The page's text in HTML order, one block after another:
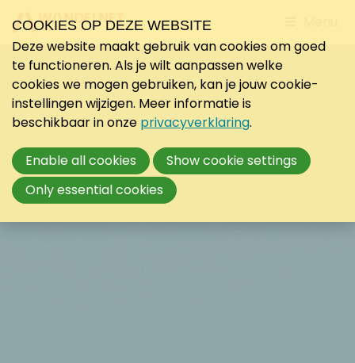
to
COOKIES OP DEZE WEBSITE
Deze website maakt gebruik van cookies om goed
te functioneren. Als je wilt aanpassen welke
cookies we mogen gebruiken, kan je jouw cookie-
instellingen wijzigen. Meer informatie is
beschikbaar in onze privacyverklaring.
Enable all cookies
Show cookie settings
Only essential cookies